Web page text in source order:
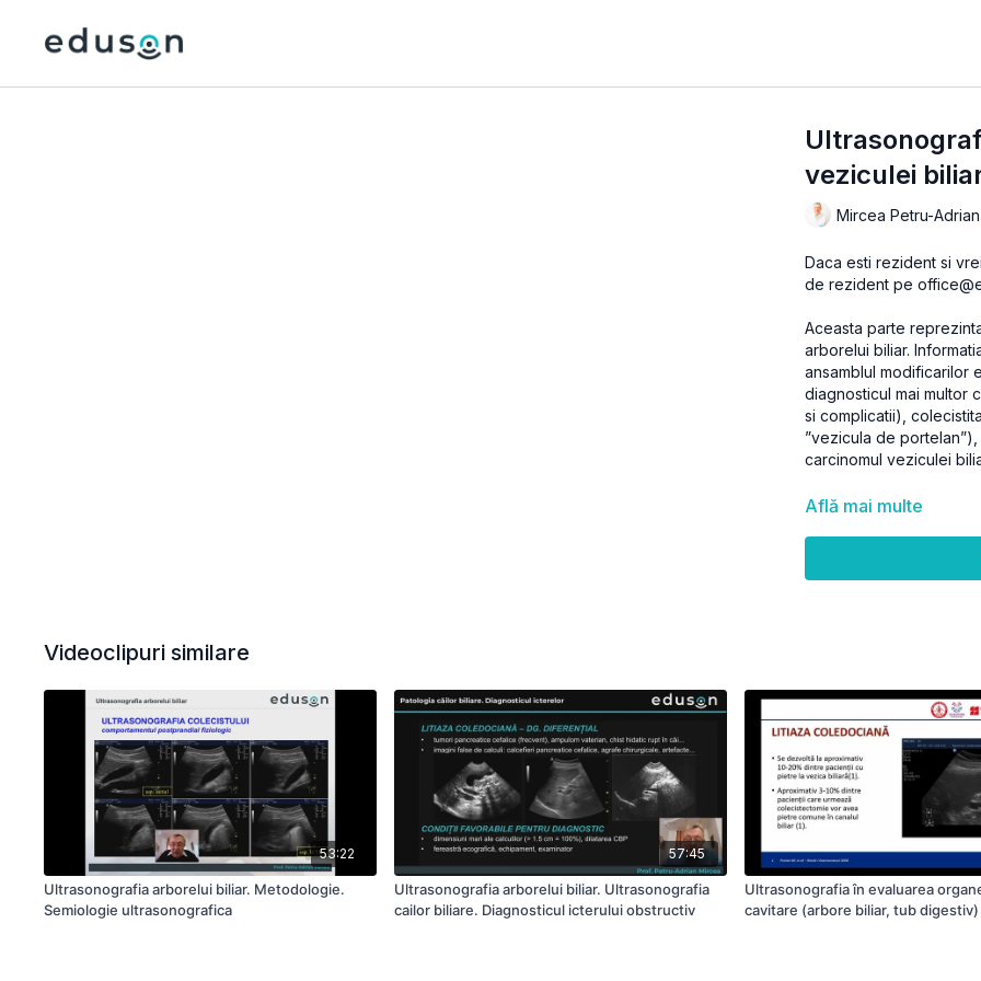
veziculei
Mircea Petru-Adrian
Daca esti rezident si
de rezident pe
Aceasta parte
arborelui biliar.
ansamblul modificarilor
diagnosticul mai multor
si complicatii),
”vezicula de
carcinomul veziculei
Specialitati Clinice
metabolice,
Medicina de urgenta,
Află mai multe
Videoclipuri similare
53:22
Ultrasonografia arborelui biliar. Metodologie.
Semiologie ultrasonografica
57:45
Ultrasonografia arborelui biliar. Ultrasonografia
cailor biliare. Diagnosticul icterului obstructiv
Ultrasonografia în evaluarea
cavitare (arbore biliar, tub digestiv)